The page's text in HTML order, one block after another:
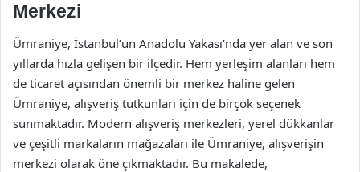
Merkezi
Ümraniye, İstanbul’un Anadolu Yakası’nda yer alan ve son
yıllarda hızla gelişen bir ilçedir. Hem yerleşim alanları hem
de ticaret açısından önemli bir merkez haline gelen
Ümraniye, alışveriş tutkunları için de birçok seçenek
sunmaktadır. Modern alışveriş merkezleri, yerel dükkanlar
ve çeşitli markaların mağazaları ile Ümraniye, alışverişin
merkezi olarak öne çıkmaktadır. Bu makalede,